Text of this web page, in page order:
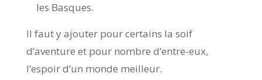
les Basques.
Il faut y ajouter pour certains la soif
d’aventure et pour nombre d’entre-eux,
l’espoir d’un monde meilleur.